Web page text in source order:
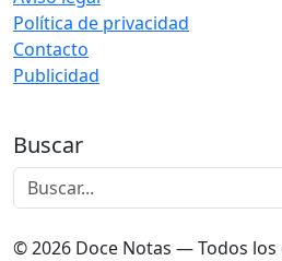
Política de privacidad
Contacto
Publicidad
Buscar
© 2026 Doce Notas — Todos